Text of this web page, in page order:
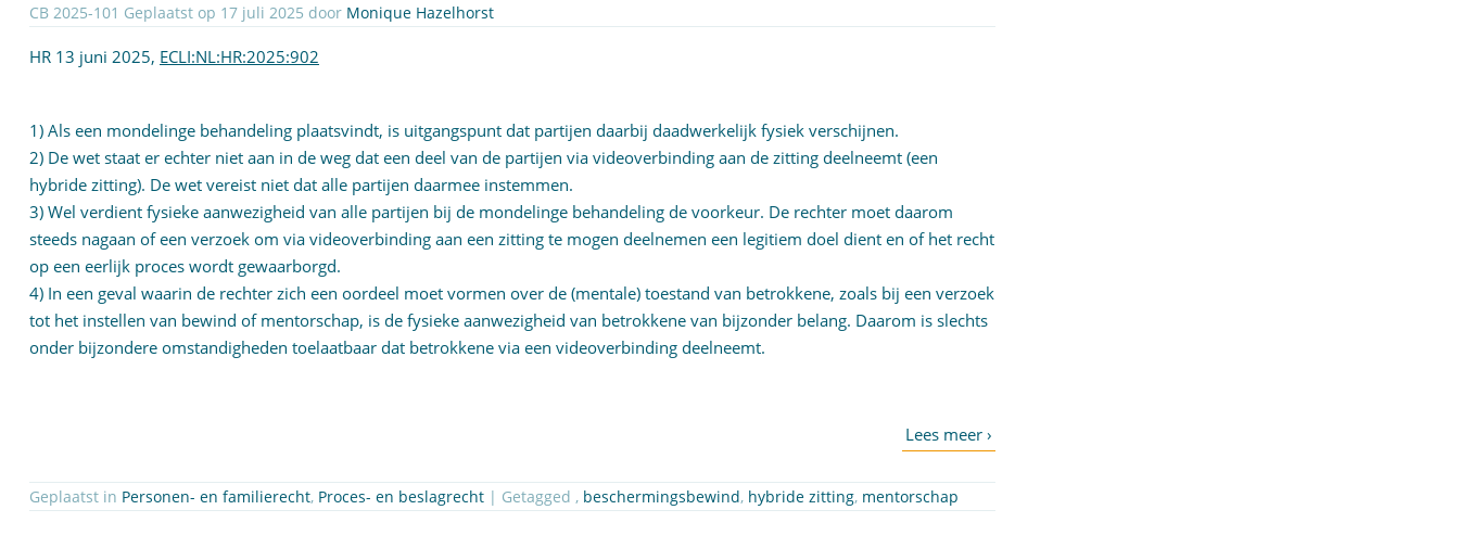
CB 2025-101 Geplaatst op 17 juli 2025 door Monique Hazelhorst
HR 13 juni 2025, ECLI:NL:HR:2025:902
1) Als een mondelinge behandeling plaatsvindt, is uitgangspunt dat partijen daarbij daadwerkelijk fysiek verschijnen.
2) De wet staat er echter niet aan in de weg dat een deel van de partijen via videoverbinding aan de zitting deelneemt (een
hybride zitting). De wet vereist niet dat alle partijen daarmee instemmen.
3) Wel verdient fysieke aanwezigheid van alle partijen bij de mondelinge behandeling de voorkeur. De rechter moet daarom
steeds nagaan of een verzoek om via videoverbinding aan een zitting te mogen deelnemen een legitiem doel dient en of het recht
op een eerlijk proces wordt gewaarborgd.
4) In een geval waarin de rechter zich een oordeel moet vormen over de (mentale) toestand van betrokkene, zoals bij een verzoek
tot het instellen van bewind of mentorschap, is de fysieke aanwezigheid van betrokkene van bijzonder belang. Daarom is slechts
onder bijzondere omstandigheden toelaatbaar dat betrokkene via een videoverbinding deelneemt.
Geplaatst in Personen- en familierecht, Proces- en beslagrecht | Getagged , beschermingsbewind, hybride zitting, mentorschap